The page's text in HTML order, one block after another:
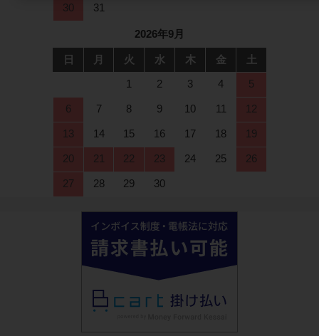
30 31
2026年9月
日 月 火 水 木 金
土
1
2 3 4 5
6 7 8 9 10 11 12
13 14 15 16 17 18 19
20 21 22 23 24 25 26
27 28 29 30